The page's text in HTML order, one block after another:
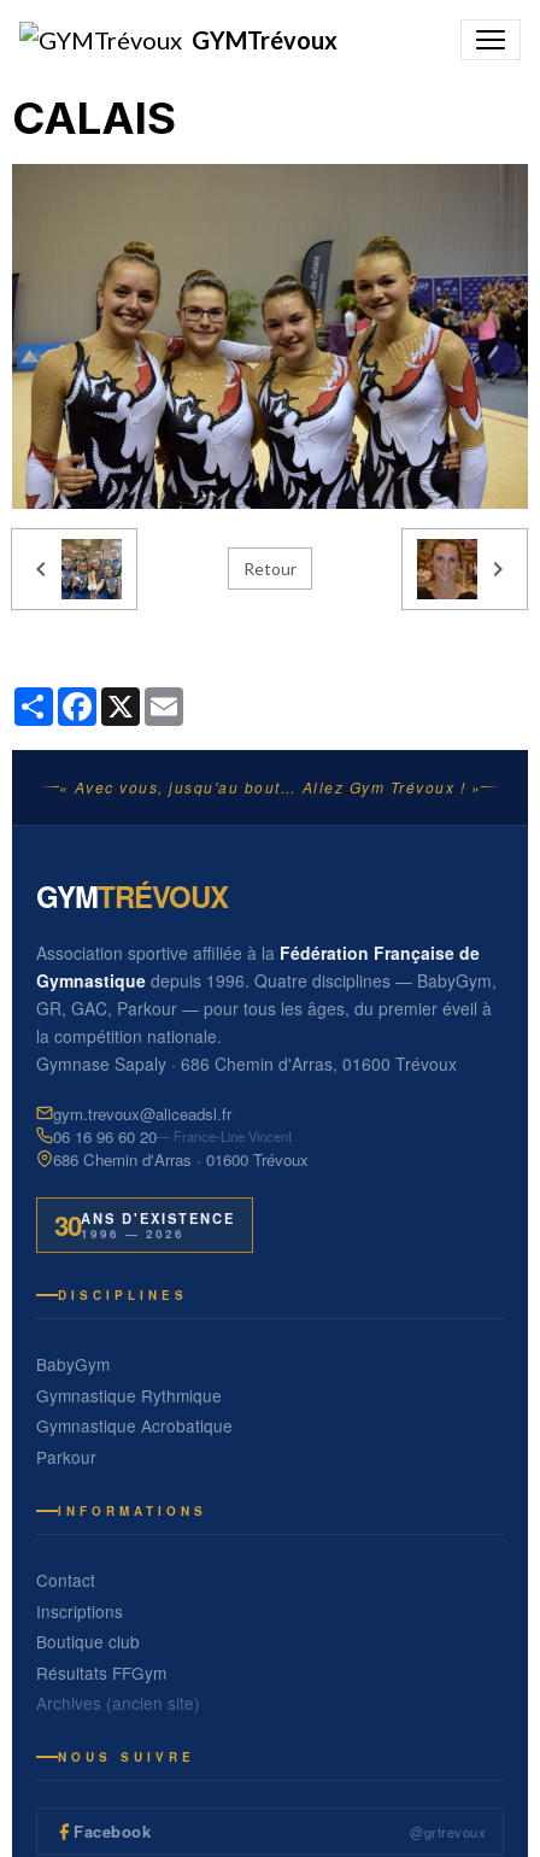
GYMTrévoux
CALAIS
Retour
PartagerFacebook
X
« Avec vous, jusqu'au bout… Allez Gym Trévoux ! »
GYMTRÉVOUX
Association sportive affiliée à la Fédération Française de
Gymnastique depuis 1996. Quatre disciplines — BabyGym,
GR, GAC, Parkour — pour tous les âges, du premier éveil à
la compétition nationale.
Gymnase Sapaly · 686 Chemin d'Arras, 01600 Trévoux
gym.trevoux@aliceadsl.fr
06 16 96 60 20— France-Line Vincent
686 Chemin d'Arras · 01600 Trévoux
30ANS D'EXISTENCE
1996 — 2026
DISCIPLINES
BabyGym
Gymnastique Rythmique
Gymnastique Acrobatique
Parkour
INFORMATIONS
Contact
Inscriptions
Boutique club
Résultats FFGym
Archives (ancien site)
NOUS SUIVRE
Facebook @grtrevoux